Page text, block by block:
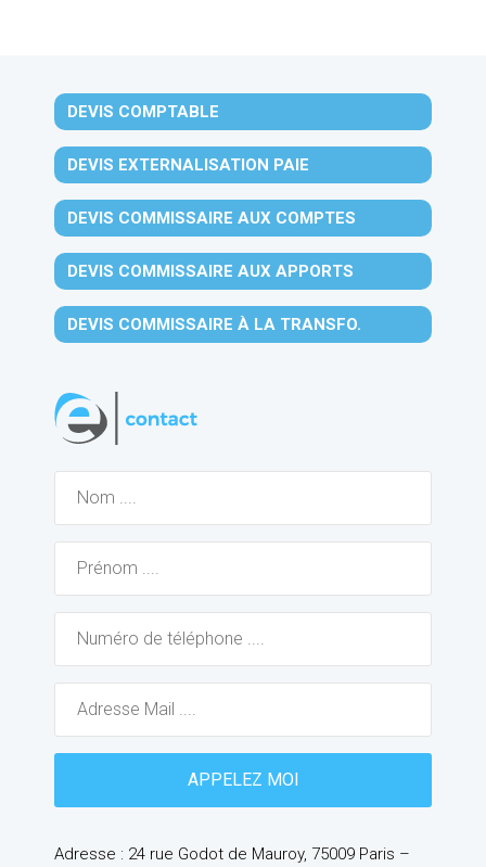
DEVIS COMPTABLE
DEVIS EXTERNALISATION PAIE
DEVIS COMMISSAIRE AUX COMPTES
DEVIS COMMISSAIRE AUX APPORTS
DEVIS COMMISSAIRE À LA TRANSFO.
Adresse : 24 rue Godot de Mauroy, 75009 Paris –